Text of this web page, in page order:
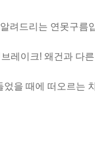
려드리는 연못구름
레이크! 왜건과 다
을 때에 떠오르는